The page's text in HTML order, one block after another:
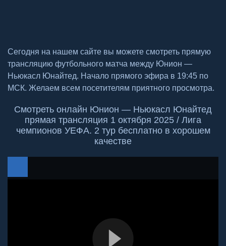
Сегодня на нашем сайте вы можете смотреть прямую
трансляцию футбольного матча между Юнион —
Ньюкасл Юнайтед. Начало прямого эфира в 19:45 по
МСК. Желаем всем посетителям приятного просмотра.
Смотреть онлайн Юнион — Ньюкасл Юнайтед
прямая трансляция 1 октября 2025 / Лига
чемпионов УЕФА. 2 тур бесплатно в хорошем
качестве